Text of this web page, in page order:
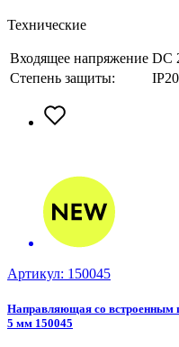
Технические
Входящее напряжение DC
Степень защиты:
IP20
Артикул: 150045
Направляющая со встроенным
5 мм 150045